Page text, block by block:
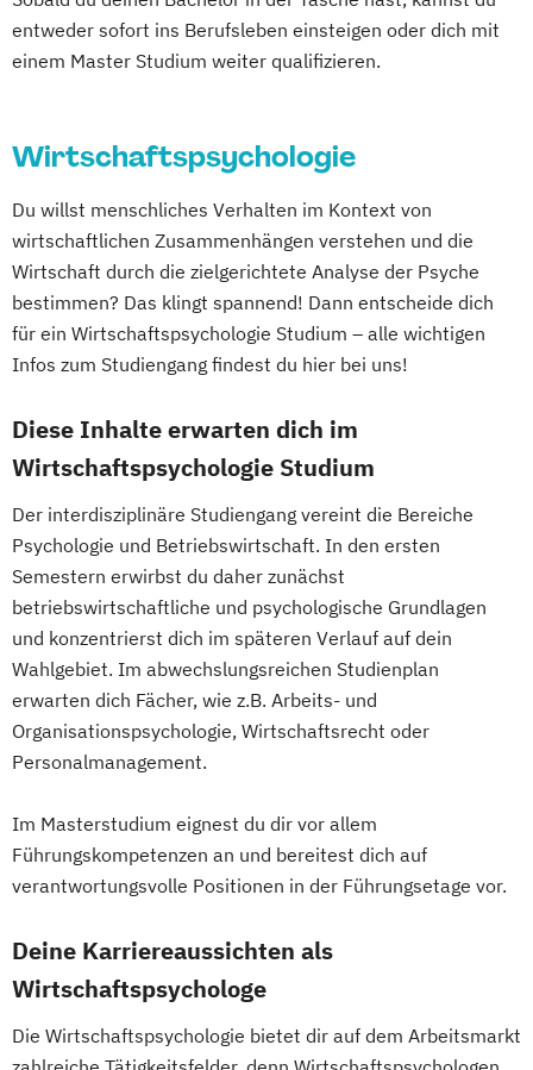
entweder sofort ins Berufsleben einsteigen oder dich mit
einem Master Studium weiter qualifizieren.
Wirtschaftspsychologie
Du willst menschliches Verhalten im Kontext von
wirtschaftlichen Zusammenhängen verstehen und die
Wirtschaft durch die zielgerichtete Analyse der Psyche
bestimmen? Das klingt spannend! Dann entscheide dich
für ein Wirtschaftspsychologie Studium – alle wichtigen
Infos zum Studiengang findest du hier bei uns!
Diese Inhalte erwarten dich im
Wirtschaftspsychologie Studium
Der interdisziplinäre Studiengang vereint die Bereiche
Psychologie und Betriebswirtschaft. In den ersten
Semestern erwirbst du daher zunächst
betriebswirtschaftliche und psychologische Grundlagen
und konzentrierst dich im späteren Verlauf auf dein
Wahlgebiet. Im abwechslungsreichen Studienplan
erwarten dich Fächer, wie z.B. Arbeits- und
Organisationspsychologie, Wirtschaftsrecht oder
Personalmanagement.
Im Masterstudium eignest du dir vor allem
Führungskompetenzen an und bereitest dich auf
verantwortungsvolle Positionen in der Führungsetage vor.
Deine Karriereaussichten als
Wirtschaftspsychologe
Die Wirtschaftspsychologie bietet dir auf dem Arbeitsmarkt